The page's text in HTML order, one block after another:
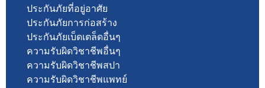
ประกันภัยที่อยู่อาศัย
ประกันภัยการก่อสร้าง
ประกันภัยเบ็ดเตล็ดอื่นๆ
ความรับผิดวิชาชีพอื่นๆ
ความรับผิดวิชาชีพสปา
ความรับผิดวิชาชีพแพทย์